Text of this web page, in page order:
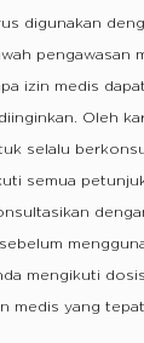
digunakan
pengawasan
izin medis
Oleh
selalu
semua
mengikuti
medis yang tepat.